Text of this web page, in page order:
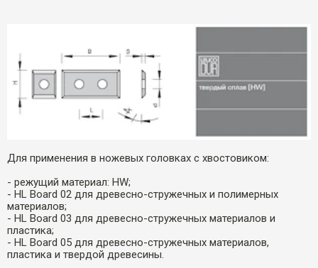
Для применения в ножевых головках с хвостовиком:
- режущий материал: HW;
- HL Board 02 для древесно-стружечных и полимерных
материалов;
- HL Board 03 для древесно-стружечных материалов и
пластика;
- HL Board 05 для древесно-стружечных материалов,
пластика и твердой древесины.